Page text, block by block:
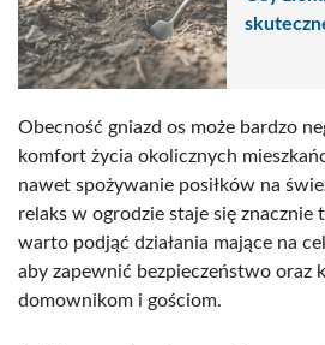
Obecność gniazd os może bardzo
komfort życia okolicznych
nawet spożywanie posiłków na
relaks w ogrodzie staje się znacznie
warto podjąć działania mające na
aby zapewnić bezpieczeństwo oraz
domownikom i gościom.